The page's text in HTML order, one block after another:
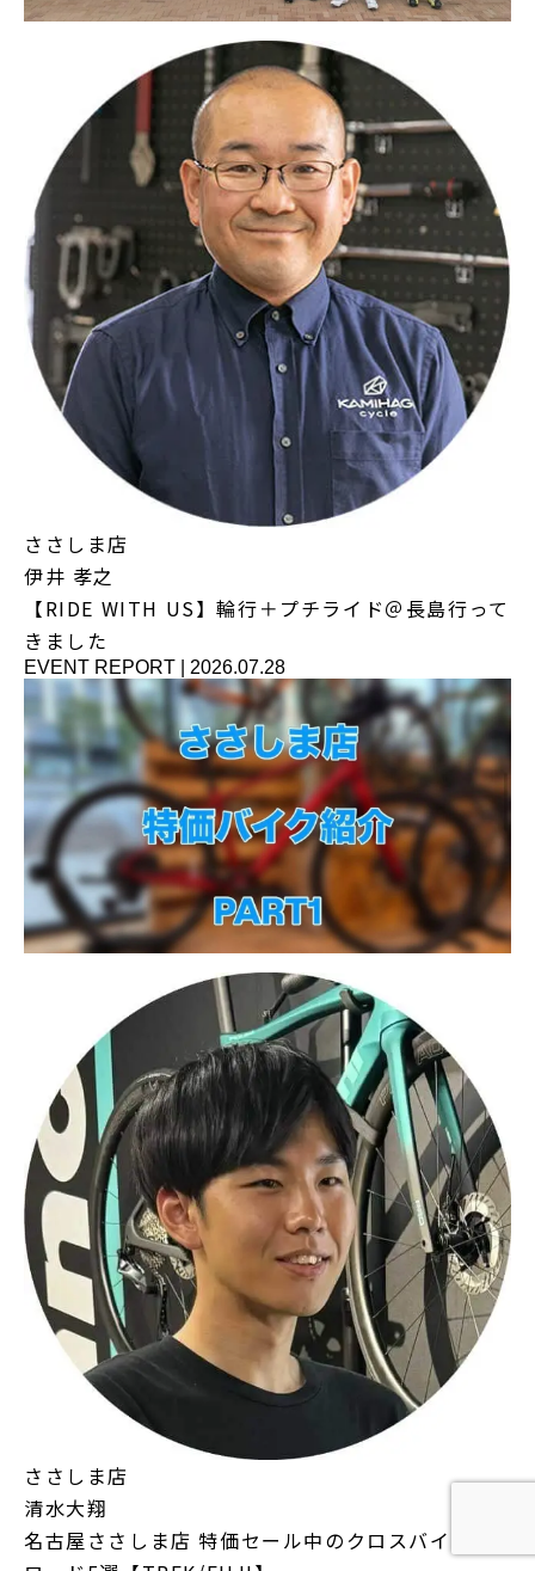
ささしま店
伊井 孝之
【RIDE WITH US】輪行＋プチライド＠長島行って
きました
EVENT REPORT 2026.07.28
ささしま店
清水大翔
名古屋ささしま店 特価セール中のクロスバイク・